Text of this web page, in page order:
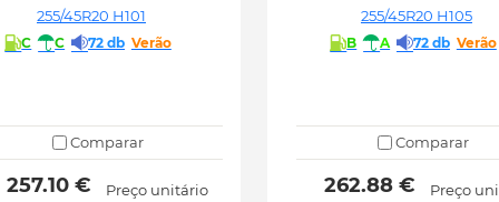
255/45R20 H101
C C 72 db Verão
Comparar
257.10 € Preço unitário
255/45R20 H105
B A 72 db Verão
Comparar
262.88 € Preço